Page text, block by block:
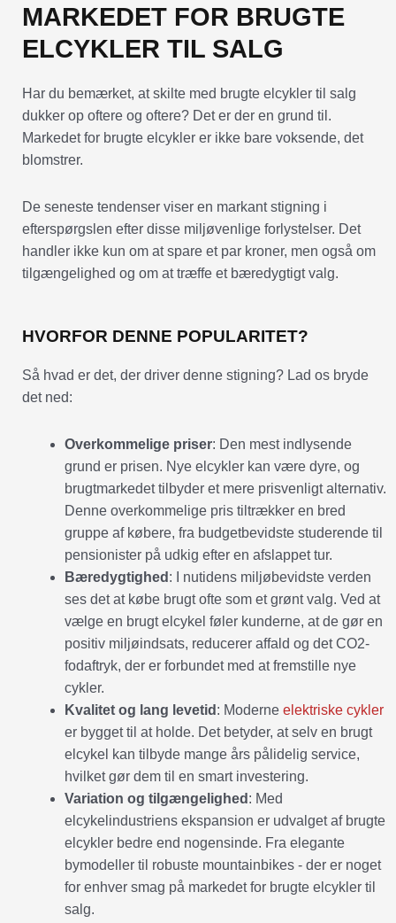
MARKEDET FOR BRUGTE
ELCYKLER TIL SALG
Har du bemærket, at skilte med brugte elcykler til salg
dukker op oftere og oftere? Det er der en grund til.
Markedet for brugte elcykler er ikke bare voksende, det
blomstrer.
De seneste tendenser viser en markant stigning i
efterspørgslen efter disse miljøvenlige forlystelser. Det
handler ikke kun om at spare et par kroner, men også om
tilgængelighed og om at træffe et bæredygtigt valg.
HVORFOR DENNE POPULARITET?
Så hvad er det, der driver denne stigning? Lad os bryde
det ned:
Overkommelige priser: Den mest indlysende
grund er prisen. Nye elcykler kan være dyre, og
brugtmarkedet tilbyder et mere prisvenligt alternativ.
Denne overkommelige pris tiltrækker en bred
gruppe af købere, fra budgetbevidste studerende til
pensionister på udkig efter en afslappet tur.
Bæredygtighed : I nutidens miljøbevidste verden
ses det at købe brugt ofte som et grønt valg. Ved at
vælge en brugt elcykel føler kunderne, at de gør en
positiv miljøindsats, reducerer affald og det CO2-
fodaftryk, der er forbundet med at fremstille nye
cykler.
Kvalitet og lang levetid : Moderne elektriske cykler
er bygget til at holde. Det betyder, at selv en brugt
elcykel kan tilbyde mange års pålidelig service,
hvilket gør dem til en smart investering.
Variation og tilgængelighed : Med
elcykelindustriens ekspansion er udvalget af brugte
elcykler bedre end nogensinde. Fra elegante
bymodeller til robuste mountainbikes - der er noget
for enhver smag på markedet for brugte elcykler til
salg.